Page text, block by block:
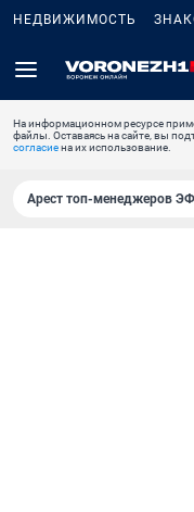
НЕДВИЖИМОСТЬ
На информационном ресурсе
файлы. Оставаясь на сайте, вы
согласиена их использование.
Арест топ-менеджеров